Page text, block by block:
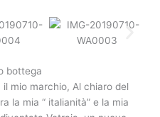
mio marchio, Al chiaro del
la mia “ italianità” e la mia